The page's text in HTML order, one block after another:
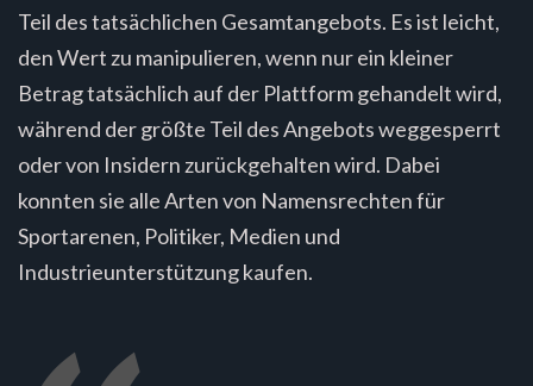
Teil des tatsächlichen Gesamtangebots. Es ist leicht,
den Wert zu manipulieren, wenn nur ein kleiner
Betrag tatsächlich auf der Plattform gehandelt wird,
während der größte Teil des Angebots weggesperrt
oder von Insidern zurückgehalten wird. Dabei
konnten sie alle Arten von Namensrechten für
Sportarenen, Politiker, Medien und
Industrieunterstützung kaufen.